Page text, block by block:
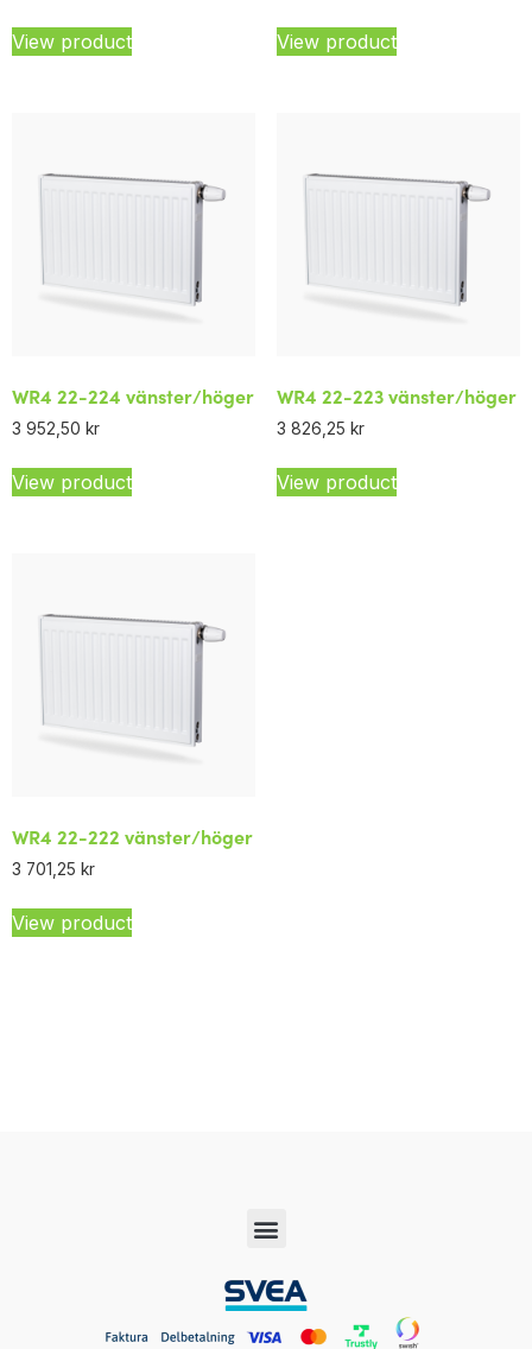
View product View product
WR4 22-224 vänster/höger
3 952,50 kr
View product
WR4 22-223 vänster/höger
3 826,25 kr
View product
WR4 22-222 vänster/höger
3 701,25 kr
View product